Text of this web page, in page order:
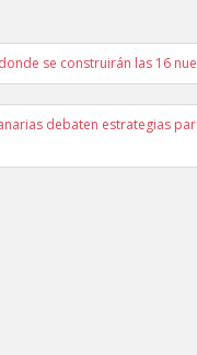
se construirán las 16
debaten estrategias